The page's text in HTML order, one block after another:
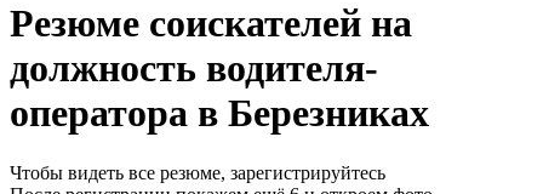
Резюме соискателей на
должность водителя-
оператора в Березниках
Чтобы видеть все резюме, зарегистрируйтесь